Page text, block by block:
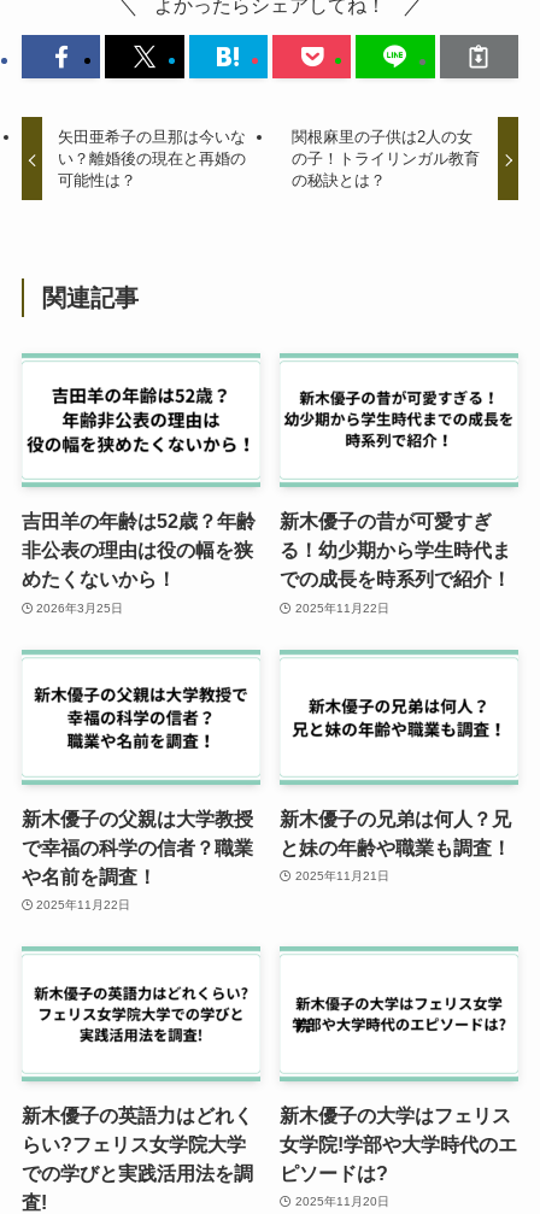
よかったらシェアしてね！
矢田亜希子の旦那は今いな
い？離婚後の現在と再婚の
可能性は？
関根麻里の子供は2人の女
の子！トライリンガル教育
の秘訣とは？
関連記事
吉田羊の年齢は52歳？年齢
非公表の理由は役の幅を狭
めたくないから！
2026年3月25日
新木優子の昔が可愛すぎ
る！幼少期から学生時代ま
での成長を時系列で紹介！
2025年11月22日
新木優子の父親は大学教授
で幸福の科学の信者？職業
や名前を調査！
2025年11月22日
新木優子の兄弟は何人？兄
と妹の年齢や職業も調査！
2025年11月21日
新木優子の英語力はどれく
らい?フェリス女学院大学
での学びと実践活用法を調
査!
新木優子の大学はフェリス
女学院!学部や大学時代のエ
ピソードは?
2025年11月20日